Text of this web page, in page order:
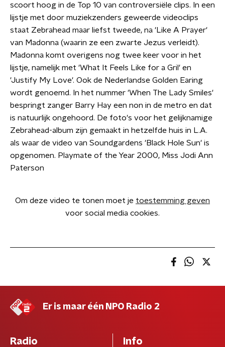
scoort hoog in de Top 10 van controversiële clips. In een
lijstje met door muziekzenders geweerde videoclips
staat Zebrahead maar liefst tweede, na 'Like A Prayer'
van Madonna (waarin ze een zwarte Jezus verleidt).
Madonna komt overigens nog twee keer voor in het
lijstje, namelijk met 'What It Feels Like for a Gril' en
'Justify My Love'. Ook de Nederlandse Golden Earing
wordt genoemd. In het nummer 'When The Lady Smiles'
bespringt zanger Barry Hay een non in de metro en dat
is natuurlijk ongehoord. De foto's voor het gelijknamige
Zebrahead-album zijn gemaakt in hetzelfde huis in L.A.
als waar de video van Soundgardens 'Black Hole Sun' is
opgenomen. Playmate of the Year 2000, Miss Jodi Ann
Paterson
Om deze video te tonen moet je toestemming geven
voor social media cookies.
Er is maar één NPO Radio 2
Radio Info